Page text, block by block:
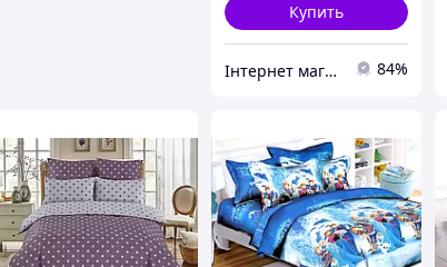
Купить
Інтернет магазин DOMASHNIY 84%